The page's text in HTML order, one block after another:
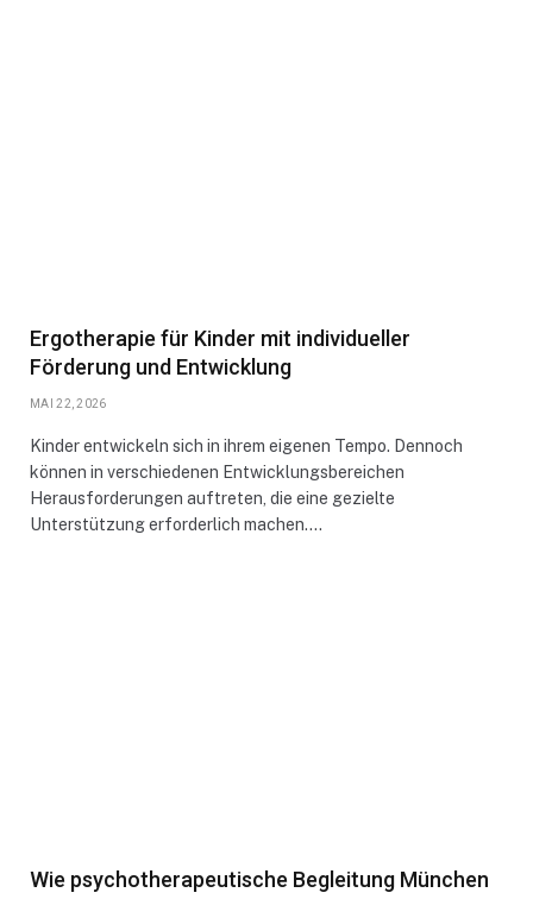
Ergotherapie für Kinder mit individueller
Förderung und Entwicklung
MAI 22, 2026
Kinder entwickeln sich in ihrem eigenen Tempo. Dennoch
können in verschiedenen Entwicklungsbereichen
Herausforderungen auftreten, die eine gezielte
Unterstützung erforderlich machen.…
Wie psychotherapeutische Begleitung München